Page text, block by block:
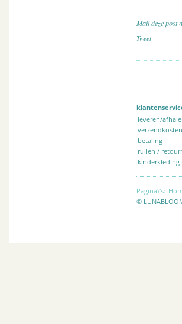
Mail deze post
Tweet
leveren/
verzendkosten
betaling
ruilen /
kinderkleding
Pagina\'s:
©